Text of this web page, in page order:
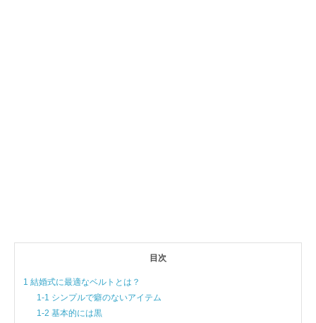
目次
1 結婚式に最適なベルトとは？
1-1 シンプルで癖のないアイテム
1-2 基本的には黒